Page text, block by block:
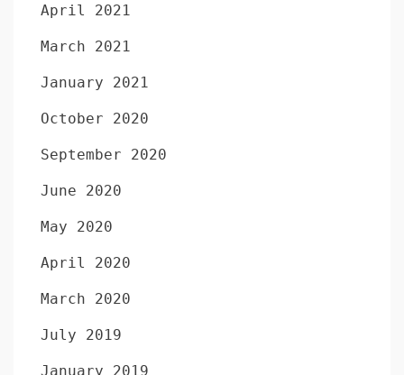
April 2021
March 2021
January 2021
October 2020
September 2020
June 2020
May 2020
April 2020
March 2020
July 2019
January 2019